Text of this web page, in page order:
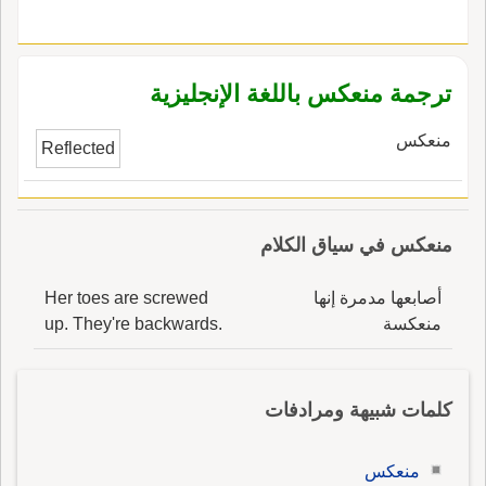
ترجمة منعكس باللغة الإنجليزية
منعكس Reflected
منعكس في سياق الكلام
أصابعها مدمرة إنها
منعكسة
Her toes are screwed
up. They're backwards.
كلمات شبيهة ومرادفات
منعكس